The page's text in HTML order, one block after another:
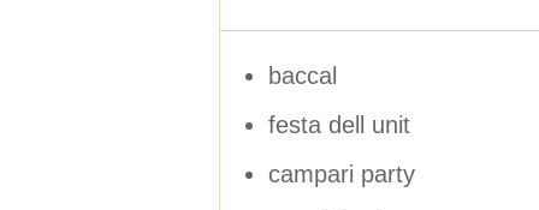
baccal
festa dell unit
campari party